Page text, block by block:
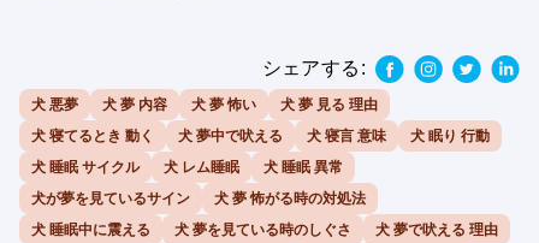
シェアする:
犬 悪夢 犬 夢 内容 犬 夢 怖い
犬 夢 見る 理由
犬 寝てるとき 動く
犬 夢中で吠える 犬 寝言 意味
犬 眠り 行動
犬 睡眠 サイクル
犬 レム睡眠
犬 睡眠 異常
犬が夢を見ているサイン
犬 夢 怖がる時の対処法
犬 睡眠中に震える
犬 夢を見ている時のしぐさ
犬 夢で吠える 理由